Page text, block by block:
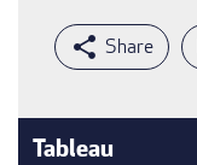
Tableau